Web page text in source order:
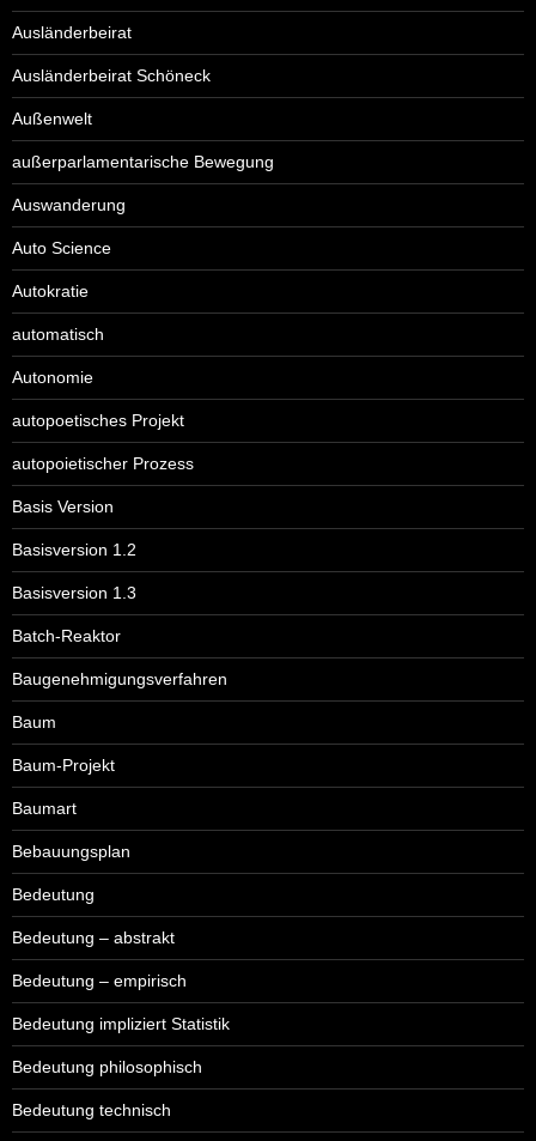
Ausländerbeirat
Ausländerbeirat Schöneck
Außenwelt
außerparlamentarische Bewegung
Auswanderung
Auto Science
Autokratie
automatisch
Autonomie
autopoetisches Projekt
autopoietischer Prozess
Basis Version
Basisversion 1.2
Basisversion 1.3
Batch-Reaktor
Baugenehmigungsverfahren
Baum
Baum-Projekt
Baumart
Bebauungsplan
Bedeutung
Bedeutung – abstrakt
Bedeutung – empirisch
Bedeutung impliziert Statistik
Bedeutung philosophisch
Bedeutung technisch